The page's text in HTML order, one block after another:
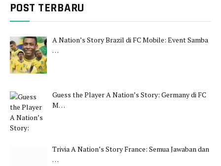
POST TERBARU
A Nation’s Story Brazil di FC Mobile: Event Samba
…
Guess the Player A Nation’s Story: Germany di FC
M…
Trivia A Nation’s Story France: Semua Jawaban dan
…